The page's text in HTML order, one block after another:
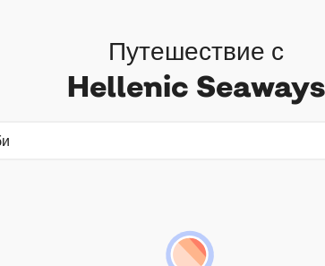
Путешествие с
Hellenic Seaways